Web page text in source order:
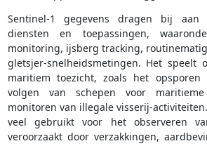
Sentinel-1 gegevens dragen bij aan
diensten en toepassingen,
monitoring, ijsberg tracking,
gletsjer-snelheidsmetingen. Het speelt
maritiem toezicht, zoals het opsporen
volgen van schepen voor
monitoren van illegale visserij-
veel gebruikt voor het observeren
veroorzaakt door verzakkingen,